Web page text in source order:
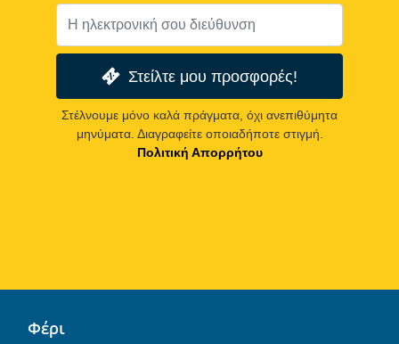
Στείλτε μου προσφορές!
Στέλνουμε μόνο καλά πράγματα, όχι ανεπιθύμητα
μηνύματα. Διαγραφείτε οποιαδήποτε στιγμή.
Πολιτική Απορρήτου
Φέρι